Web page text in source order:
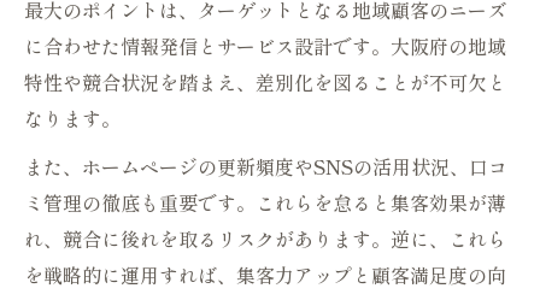
最大のポイントは、ターゲットとなる地域顧客のニーズ
に合わせた情報発信とサービス設計です。大阪府の地域
特性や競合状況を踏まえ、差別化を図ることが不可欠と
なります。
また、ホームページの更新頻度やSNSの活用状況、口コ
ミ管理の徹底も重要です。これらを怠ると集客効果が薄
れ、競合に後れを取るリスクがあります。逆に、これら
を戦略的に運用すれば、集客力アップと顧客満足度の向